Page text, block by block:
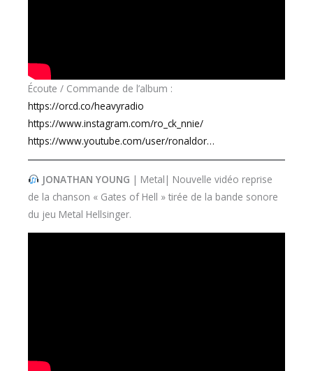
Écoute / Commande de l’album :
https://orcd.co/heavyradio
https://www.instagram.com/ro_ck_nnie/
https://www.youtube.com/user/ronaldor…
JONATHAN YOUNG | Metal| Nouvelle vidéo reprise
de la chanson « Gates of Hell » tirée de la bande sonore
du jeu Metal Hellsinger.